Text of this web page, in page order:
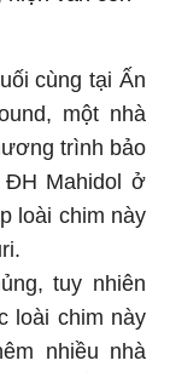
cùng tại Ấn
một nhà
trình bảo
ĐH Mahidol ở
loài chim này
tuy nhiên
loài chim này
nhiều nhà